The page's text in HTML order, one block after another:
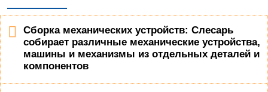
Сборка механических устройств: Слесарь
собирает различные механические устройства,
машины и механизмы из отдельных деталей и
компонентов